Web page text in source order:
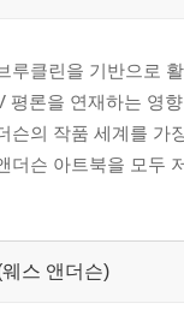
예먼 인터뷰
데이비드 보드웰
루클린을 기반으로
평론을 연재하는 영
슨의 작품 세계를 가
더슨 아트북을 모두
웨스 앤더슨)